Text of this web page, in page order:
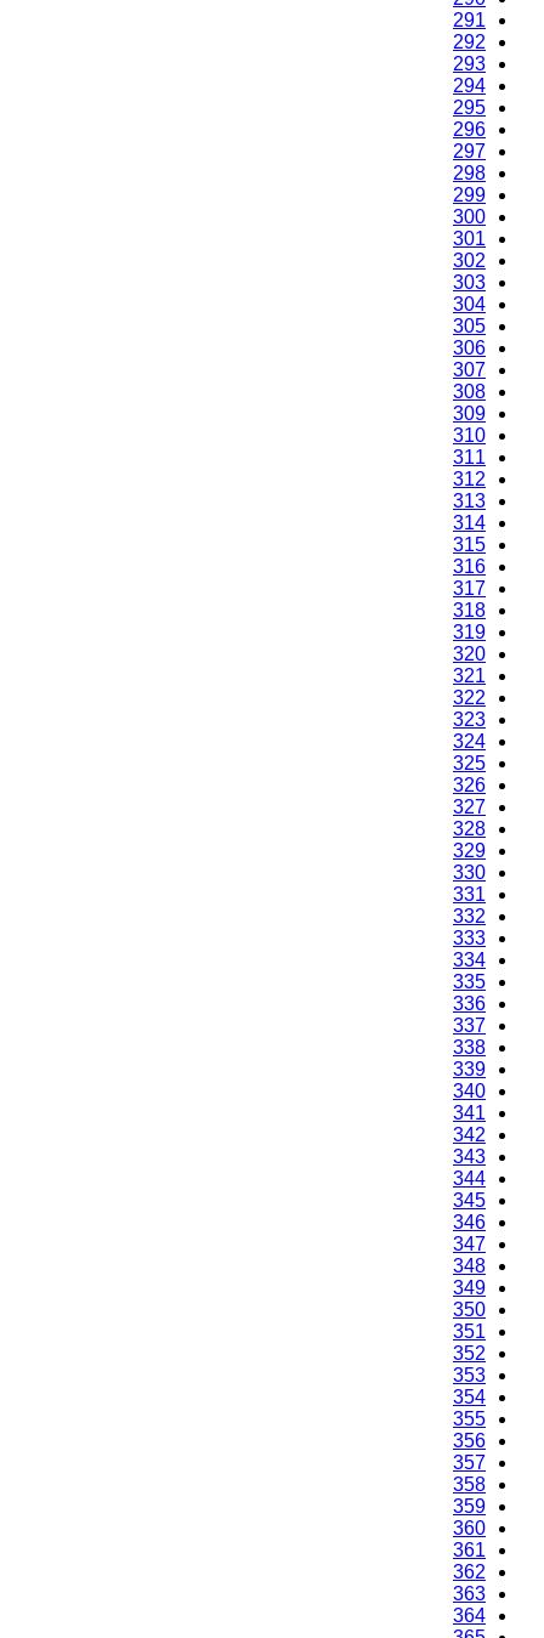
291
292
293
294
295
296
297
298
299
300
301
302
303
304
305
306
307
308
309
310
311
312
313
314
315
316
317
318
319
320
321
322
323
324
325
326
327
328
329
330
331
332
333
334
335
336
337
338
339
340
341
342
343
344
345
346
347
348
349
350
351
352
353
354
355
356
357
358
359
360
361
362
363
364